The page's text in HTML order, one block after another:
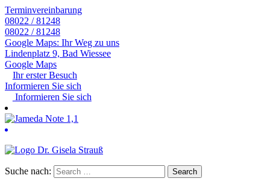
Terminvereinbarung
08022 / 81248
08022 / 81248
Google Maps: Ihr Weg zu uns
Lindenplatz 9, Bad Wiessee
Google Maps
Ihr erster Besuch
Informieren Sie sich
Informieren Sie sich
Suche nach: